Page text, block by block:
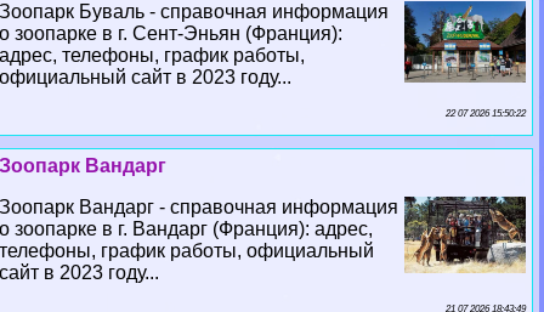
Зоопарк Буваль - справочная информация
о зоопарке в г. Сент-Эньян (Франция):
адрес, телефоны, график работы,
официальный сайт в 2023 году...
22 07 2026 15:50:22
Зоопарк Вандарг
Зоопарк Вандарг - справочная информация
о зоопарке в г. Вандарг (Франция): адрес,
телефоны, график работы, официальный
сайт в 2023 году...
21 07 2026 18:43:49